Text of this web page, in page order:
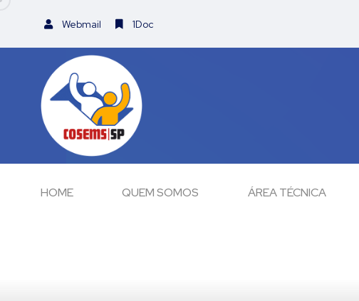
Webmail 1Doc
HOME QUEM SOMOS ÁREA TÉCNICA